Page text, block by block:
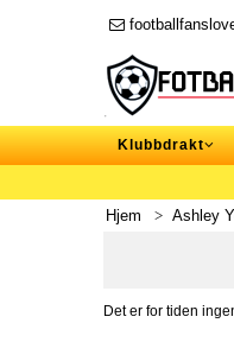
Klubbdrakt
Hjem Ashley
Det er for tiden